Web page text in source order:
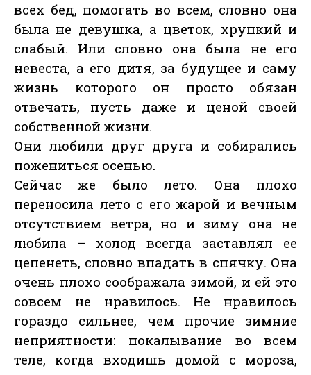
всех бед, помогать во всем, словно она
была не девушка, а цветок, хрупкий и
слабый. Или словно она была не его
невеста, а его дитя, за будущее и саму
жизнь которого он просто обязан
отвечать, пусть даже и ценой своей
собственной жизни.
Они любили друг друга и собирались
пожениться осенью.
Сейчас же было лето. Она плохо
переносила лето с его жарой и вечным
отсутствием ветра, но и зиму она не
любила – холод всегда заставлял ее
цепенеть, словно впадать в спячку. Она
очень плохо соображала зимой, и ей это
совсем не нравилось. Не нравилось
гораздо сильнее, чем прочие зимние
неприятности: покалывание во всем
теле, когда входишь домой с мороза,